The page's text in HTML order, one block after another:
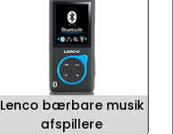
Lenco bærbare musik
afspillere